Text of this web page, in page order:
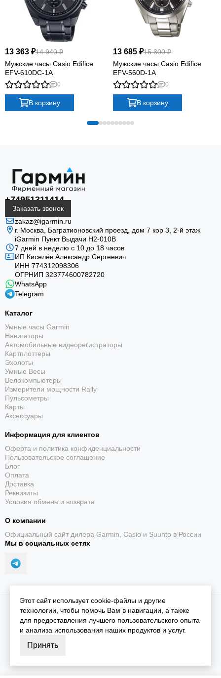
13 363 ₽14 940 ₽
Мужские часы Casio Edifice
EFV-610DC-1A
0
В корзину
13 685 ₽15 300 ₽
Мужские часы Casio Edifice
EFV-560D-1A
0
В корзину
+74951311414
Заказать звонок
zakaz@igarmin.ru
г. Москва, Багратионовский проезд, дом 7 кор 3, 2-й этаж
iGarmin Пункт Выдачи Н2-010В
7 дней в неделю с 10 до 18 часов
ИП Киселёв Александр Сергеевич
ИНН 774312098306
ОГРНИП 323774600782720
WhatsApp
Telegram
Каталог
Умные часы Garmin
Навигаторы
Автомобильные видеорегистраторы
Картплоттеры
Эхолоты
Умные Весы
Велокомпьютеры
Измерители мощности Rally
Пульсометры
Карты
Аксессуары
Информация для клиентов
Оферта и политика конфиденциальности
Пользовательское соглашение
Блог
Оплата
Доставка
Реквизиты
Условия обмена и возврата
О компании
Официальный сайт дилера Garmin, Casio и Suunto в России
Мы в социальных сетях
2026 © iGarmin.Карта сайта
Этот сайт использует cookie-файлы и другие
технологии, чтобы помочь Вам в навигации, а также
для предоставления лучшего пользовательского опыта
и анализа использования наших продуктов и услуг.
Принять